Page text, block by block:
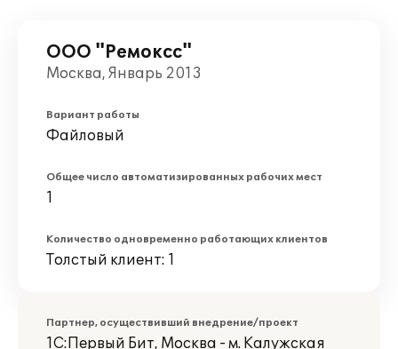
ООО "Ремоксс"
Москва, Январь 2013
Вариант работы
Файловый
Общее число автоматизированных рабочих мест
1
Количество одновременно работающих клиентов
Толстый клиент: 1
Партнер, осуществивший внедрение/проект
1С:Первый Бит, Москва - м. Калужская